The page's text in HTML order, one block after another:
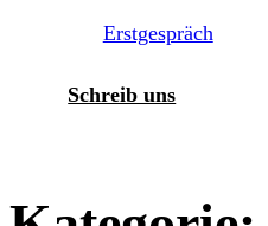
Erstgespräch
Schreib uns